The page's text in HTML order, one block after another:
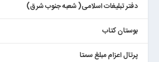
دفتر تبلیغات اسلامی( شعبه جنوب شرق)
بوستان کتاب
پرتال اعزام مبلغ سمتا